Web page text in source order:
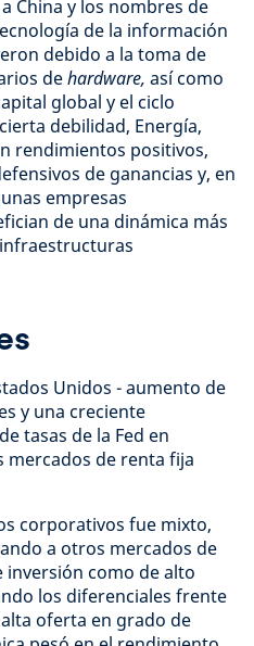
China y los nombres de
de la información
debido a la toma de
dehardware, así como
global y el ciclo
debilidad, Energía,
rendimientos positivos,
de ganancias y, en
empresas
de una dinámica más
Unidos - aumento de
y una creciente
tasas de la Fed en
mercados de renta fija
corporativos fue mixto,
a otros mercados de
como de alto
los diferenciales frente
oferta en grado de